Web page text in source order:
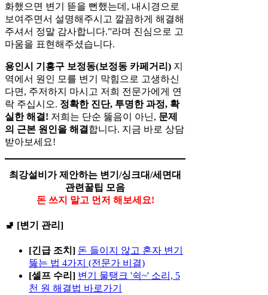
화했으면 변기 뜯을 뻔했는데, 내시경으로
보여주면서 설명해주시고 깔끔하게 해결해
주셔서 정말 감사합니다.”라며 진심으로 고
마움을 표현해주셨습니다.
용인시 기흥구 보정동(보정동 카페거리) 지
역에서 원인 모를 변기 막힘으로 고생하신
다면, 주저하지 마시고 저희 전문가에게 연
락 주십시오. 정확한 진단, 투명한 과정, 확
실한 해결! 저희는 단순 뚫음이 아닌, 문제
의 근본 원인을 해결 합니다. 지금 바로 상담
받아보세요!
최강설비가 제안하는 변기/싱크대/세면대
관련꿀팁 모음
돈 쓰지 말고 먼저 해보세요!
🚽 [변기 관리]
[긴급 조치] 돈 들이지 않고 혼자 변기
뚫는 법 4가지 (전문가 비결)
[셀프 수리] 변기 물탱크 '쉭~' 소리, 5
천 원 해결법 바로가기